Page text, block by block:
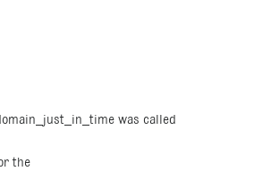
was called
the